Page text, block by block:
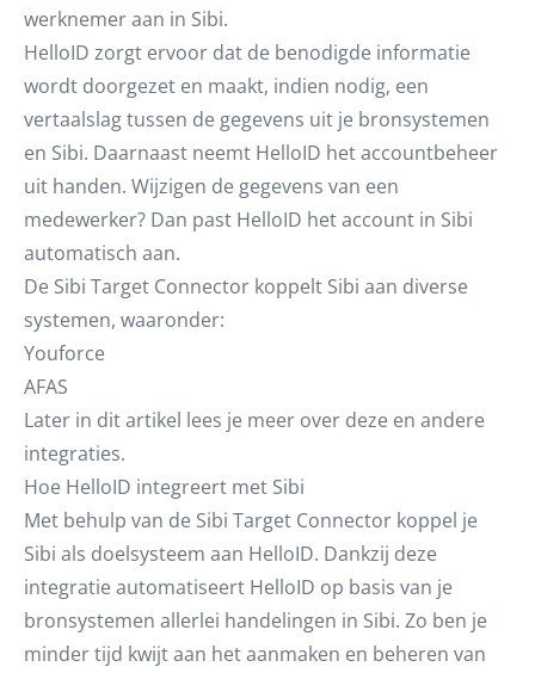
werknemer aan in Sibi.
HelloID zorgt ervoor dat de benodigde informatie
wordt doorgezet en maakt, indien nodig, een
vertaalslag tussen de gegevens uit je bronsystemen
en Sibi. Daarnaast neemt HelloID het accountbeheer
uit handen. Wijzigen de gegevens van een
medewerker? Dan past HelloID het account in Sibi
automatisch aan.
De Sibi Target Connector koppelt Sibi aan diverse
systemen, waaronder:
Youforce
AFAS
Later in dit artikel lees je meer over deze en andere
integraties.
Hoe HelloID integreert met Sibi
Met behulp van de Sibi Target Connector koppel je
Sibi als doelsysteem aan HelloID. Dankzij deze
integratie automatiseert HelloID op basis van je
bronsystemen allerlei handelingen in Sibi. Zo ben je
minder tijd kwijt aan het aanmaken en beheren van